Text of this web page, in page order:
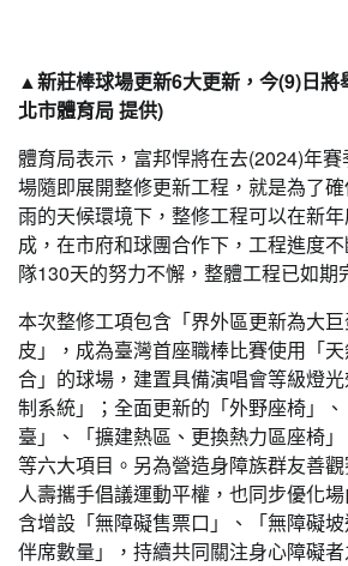
▲新莊棒球場更新6大更新，今(9)日將
北市體育局 提供)
體育局表示，富邦悍將在去(2024)年
場隨即展開整修更新工程，就是為了
雨的天候環境下，整修工程可以在新
成，在市府和球團合作下，工程進度
隊130天的努力不懈，整體工程已如期
本次整修工項包含「界外區更新為大
皮」，成為臺灣首座職棒比賽使用「
合」的球場，建置具備演唱會等級燈
制系統」；全面更新的「外野座椅」
臺」、「擴建熱區、更換熱力區座椅」
等六大項目。另為營造身障族群友善
人壽攜手倡議運動平權，也同步優化
含增設「無障礙售票口」、「無障礙
伴席數量」，持續共同關注身心障礙